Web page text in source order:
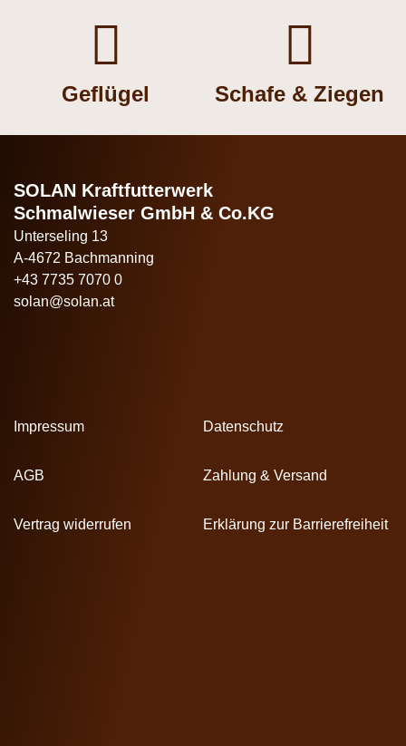

Geflügel

Schafe & Ziegen
SOLAN Kraftfutterwerk
Schmalwieser GmbH & Co.KG
Unterseling 13
A-4672 Bachmanning
+43 7735 7070 0
solan@solan.at
Impressum Datenschutz
AGB Zahlung & Versand
Vertrag widerrufen Erklärung zur Barrierefreiheit